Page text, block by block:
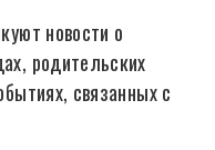
новости о
родительских
связанных с